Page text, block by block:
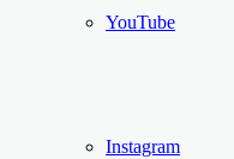
YouTube
Instagram